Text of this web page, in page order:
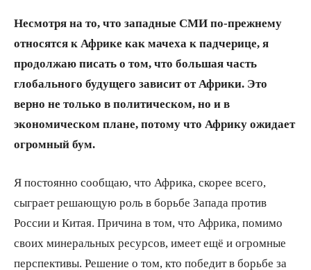
Несмотря на то, что западные СМИ по-прежнему
относятся к Африке как мачеха к падчерице, я
продолжаю писать о том, что большая часть
глобального будущего зависит от Африки. Это
верно не только в политическом, но и в
экономическом плане, потому что Африку ожидает
огромный бум.
Я постоянно сообщаю, что Африка, скорее всего,
сыграет решающую роль в борьбе Запада против
России и Китая. Причина в том, что Африка, помимо
своих минеральных ресурсов, имеет ещё и огромные
перспективы. Решение о том, кто победит в борьбе за